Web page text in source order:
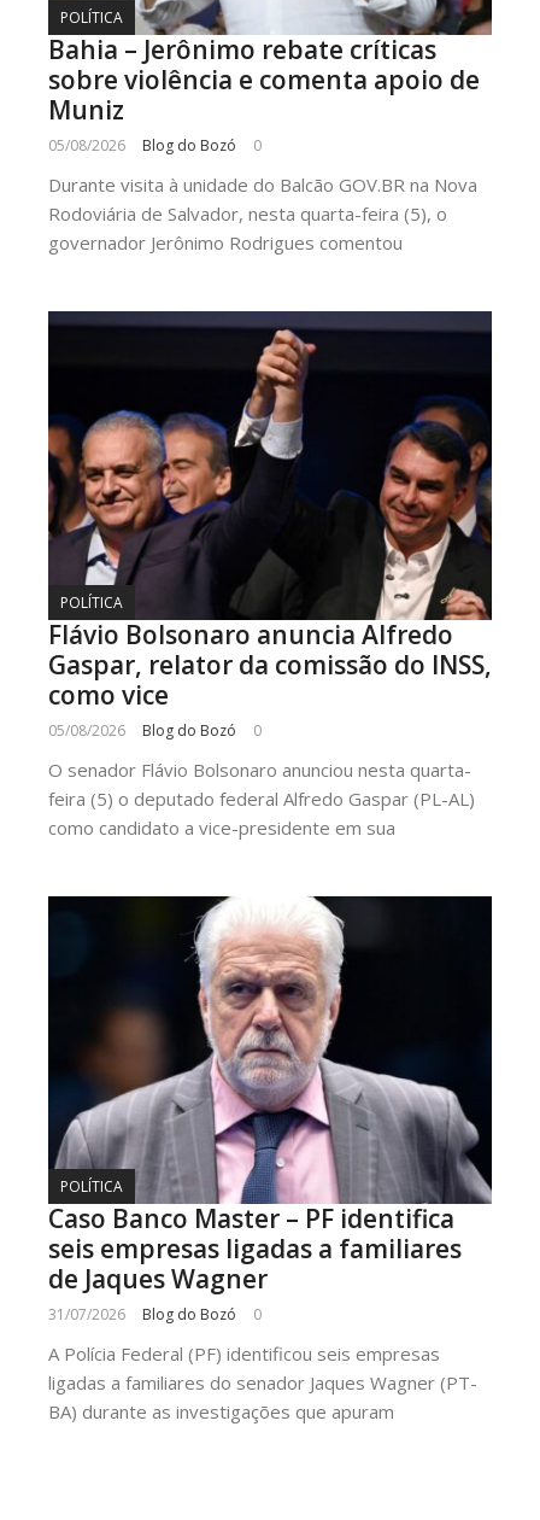
POLÍTICA
Bahia – Jerônimo rebate críticas
sobre violência e comenta apoio de
Muniz
05/08/2026 Blog do Bozó 0
Durante visita à unidade do Balcão GOV.BR na Nova
Rodoviária de Salvador, nesta quarta-feira (5), o
governador Jerônimo Rodrigues comentou
POLÍTICA
Flávio Bolsonaro anuncia Alfredo
Gaspar, relator da comissão do INSS,
como vice
05/08/2026 Blog do Bozó 0
O senador Flávio Bolsonaro anunciou nesta quarta-
feira (5) o deputado federal Alfredo Gaspar (PL-AL)
como candidato a vice-presidente em sua
POLÍTICA
Caso Banco Master – PF identifica
seis empresas ligadas a familiares
de Jaques Wagner
31/07/2026 Blog do Bozó 0
A Polícia Federal (PF) identificou seis empresas
ligadas a familiares do senador Jaques Wagner (PT-
BA) durante as investigações que apuram